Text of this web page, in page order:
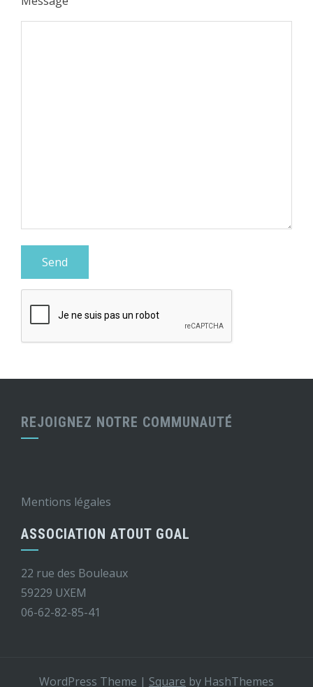
REJOIGNEZ NOTRE COMMUNAUTÉ
Mentions légales
ASSOCIATION ATOUT GOAL
22 rue des Bouleaux
59229 UXEM
06-62-82-85-41
WordPress Theme | Square by HashThemes